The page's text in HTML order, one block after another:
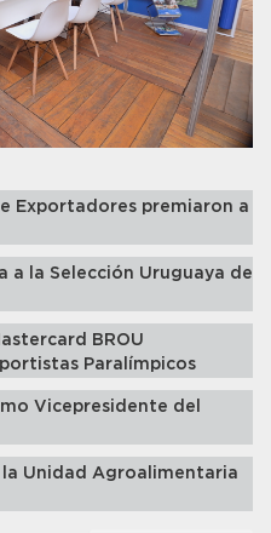
Exportadores premiaron a
a la Selección Uruguaya de
BROU
Paralímpicos
Vicepresidente del
Unidad Agroalimentaria